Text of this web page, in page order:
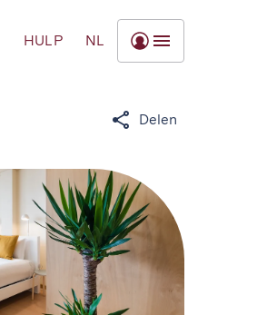
HULP NL
Delen